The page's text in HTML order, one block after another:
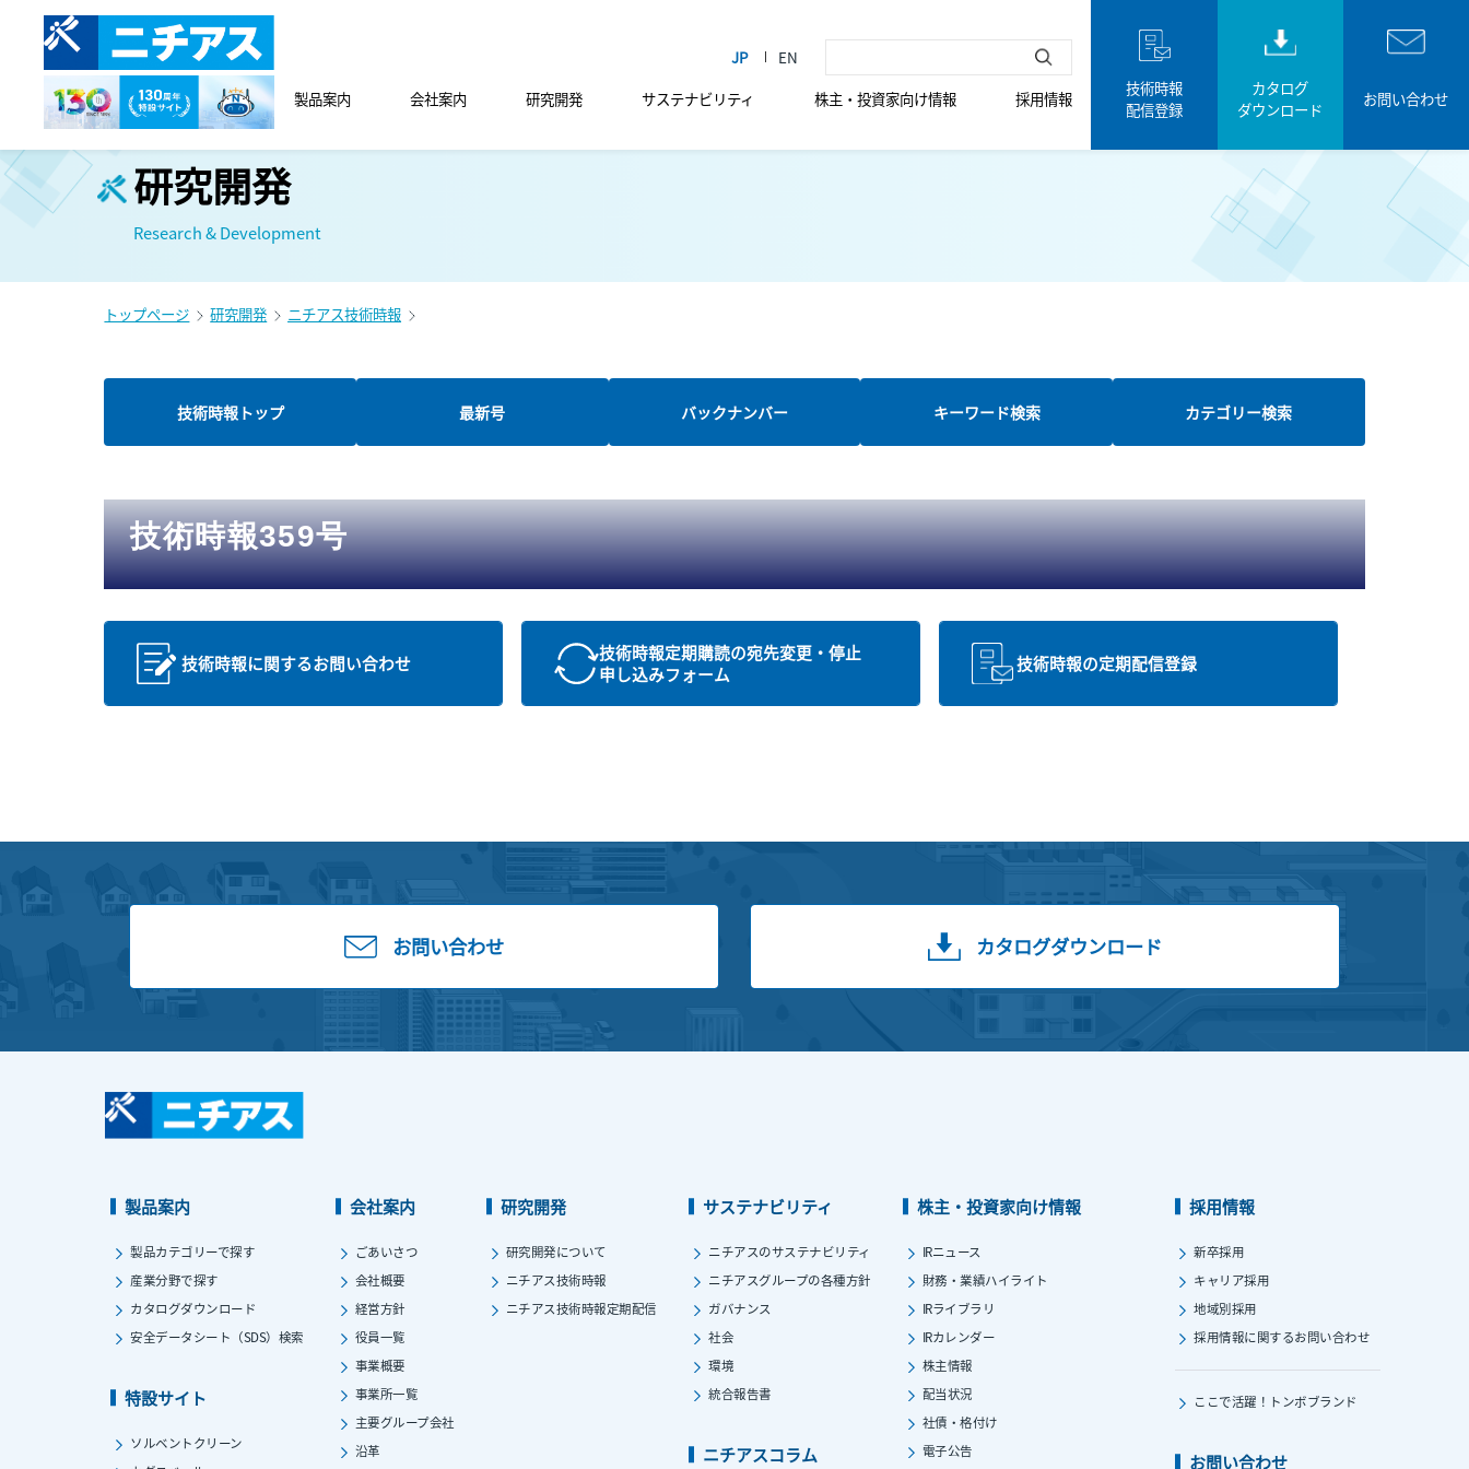
製品案内 会社案内 研究開発 サステナビリティ 株主・投資家向け情報 採用情報
技術時報
配信登録
カタログ
ダウンロード
お問い合わせ
研究開発
Research & Development
トップページ 研究開発 ニチアス技術時報
技術時報トップ 最新号 バックナンバー キーワード検索 カテゴリー検索
技術時報359号
技術時報に関するお問い合わせ
技術時報定期購読の宛先変更・停止
申し込みフォーム
技術時報の定期配信登録
お問い合わせ カタログダウンロード
製品案内
製品カテゴリーで探す
産業分野で探す
カタログダウンロード
安全データシート（SDS）検索
特設サイト
ソルベントクリーン
会社案内
ごあいさつ
会社概要
経営方針
役員一覧
事業概要
事業所一覧
主要グループ会社
沿革
研究開発
研究開発について
ニチアス技術時報
ニチアス技術時報定期配信
サステナビリティ
ニチアスのサステナビリティ
ニチアスグループの各種方針
ガバナンス
社会
環境
統合報告書
ニチアスコラム
株主・投資家向け情報
IRニュース
財務・業績ハイライト
IRライブラリ
IRカレンダー
株主情報
配当状況
社債・格付け
電子公告
採用情報
新卒採用
キャリア採用
地域別採用
採用情報に関するお問い合わせ
ここで活躍！ トンボブランド
お問い合わせ